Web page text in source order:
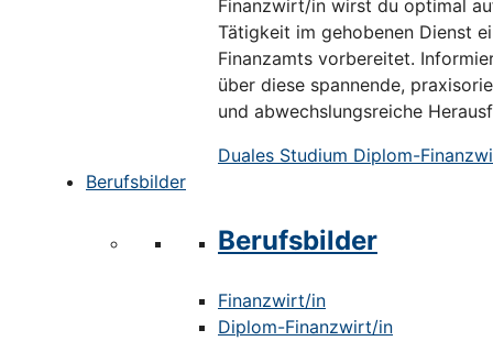
Finanzwirt/in wirst du optimal
Tätigkeit im gehobenen Dienst
Finanzamts vorbereitet.
über diese spannende,
und abwechslungsreiche
Duales Studium Diplom-
Berufsbilder
Berufsbilder
Finanzwirt/in
Diplom-Finanzwirt/in